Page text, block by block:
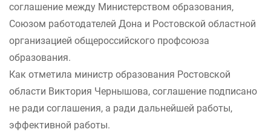
соглашение между Министерством образования,
Союзом работодателей Дона и Ростовской областной
организацией общероссийского профсоюза
образования.
Как отметила министр образования Ростовской
области Виктория Чернышова, соглашение подписано
не ради соглашения, а ради дальнейшей работы,
эффективной работы.